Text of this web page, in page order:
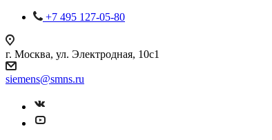
+7 495 127-05-80
г. Москва, ул. Электродная, 10с1
siemens@smns.ru